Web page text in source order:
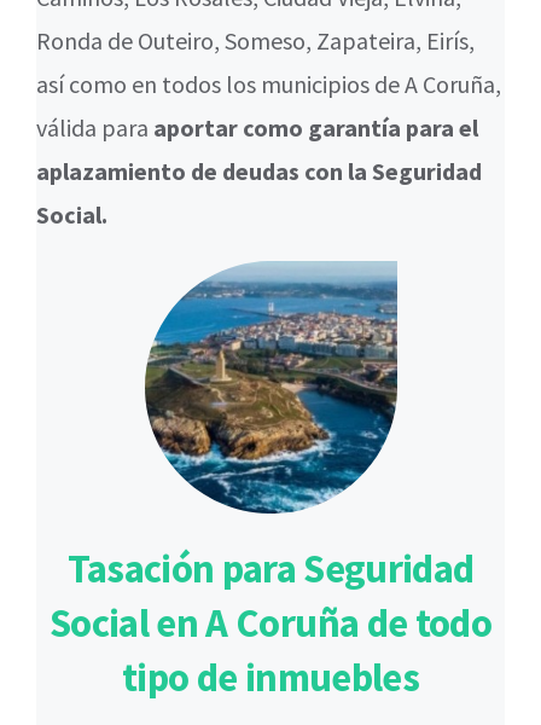
Ronda de Outeiro, Someso, Zapateira, Eirís,
así como en todos los municipios de A Coruña,
válida para aportar como garantía para el
aplazamiento de deudas con la Seguridad
Social.
Tasación para Seguridad
Social en A Coruña de todo
tipo de inmuebles